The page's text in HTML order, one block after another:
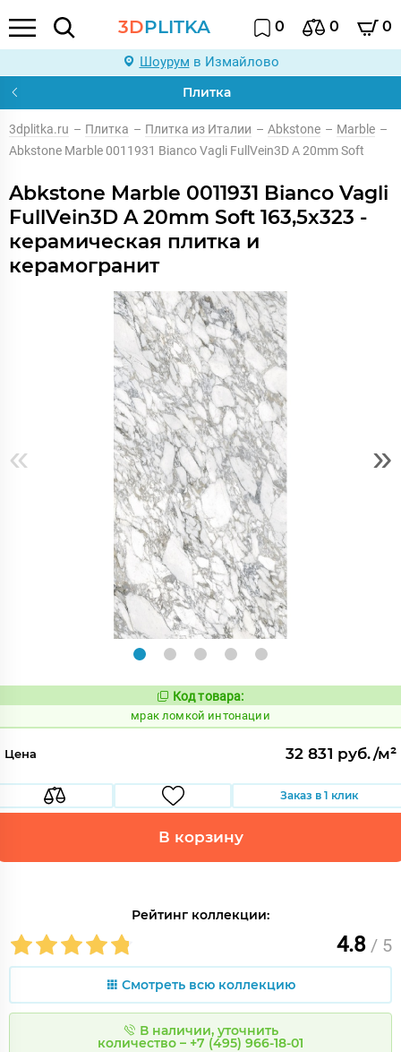
3DPLITKA 0 0 0
Шоурум в Измайлово
Плитка
3dplitka.ru – Плитка – Плитка из Италии – Abkstone – Marble –
Abkstone Marble 0011931 Bianco Vagli FullVein3D A 20mm Soft
Abkstone Marble 0011931 Bianco Vagli
FullVein3D A 20mm Soft 163,5x323 -
керамическая плитка и
керамогранит
« »
Код:
1052908
Код товара:
мрак ломкой интонации
Цена 32 831 руб./м²
Заказ в 1 клик
В корзину
Рейтинг коллекции:
4.8 / 5
Смотреть всю коллекцию
В наличии, уточнить
количество – +7 (495) 966-18-01